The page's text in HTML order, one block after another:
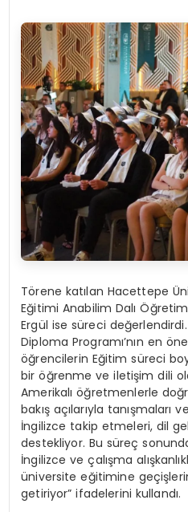
Törene katılan Hacettepe
Eğitimi Anabilim Dalı
Ergül ise süreci
Diploma Programı’nın en
öğrencilerin Eğitim süreci
bir öğrenme ve iletişim dili
Amerikalı öğretmenlerle
bakış açılarıyla tanışmaları
İngilizce takip etmeleri, dil
destekliyor. Bu süreç
İngilizce ve çalışma
üniversite eğitimine
getiriyor” ifadelerini kullandı.